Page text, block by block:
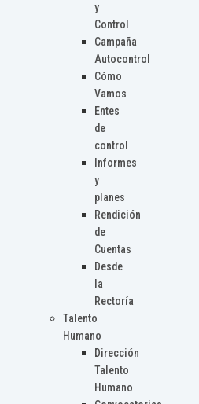
y
Control
Campaña
Autocontrol
Cómo
Vamos
Entes
de
control
Informes
y
planes
Rendición
de
Cuentas
Desde
la
Rectoría
Talento
Humano
Dirección
Talento
Humano